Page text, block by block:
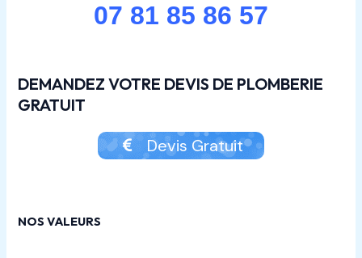
07 81 85 86 57
DEMANDEZ VOTRE DEVIS DE PLOMBERIE
GRATUIT
Devis Gratuit
NOS VALEURS